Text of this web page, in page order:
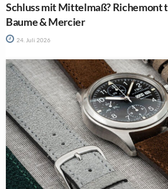
Schluss mit Mittelmaß? Richemont
Baume & Mercier
24. Juli 2026